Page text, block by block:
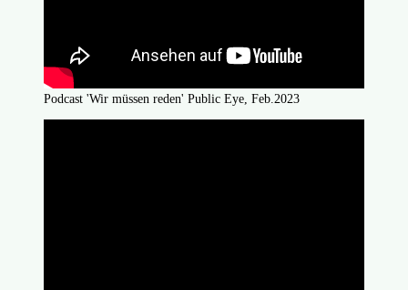
Podcast 'Wir müssen reden' Public Eye, Feb.2023